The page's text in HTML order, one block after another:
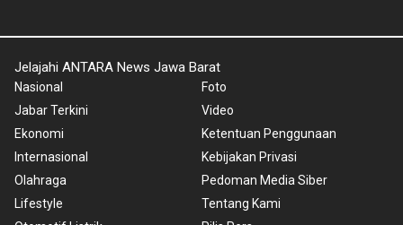
Jelajahi ANTARA News Jawa Barat
Nasional
Jabar Terkini
Ekonomi
Internasional
Olahraga
Lifestyle
Foto
Video
Ketentuan Penggunaan
Kebijakan Privasi
Pedoman Media Siber
Tentang Kami